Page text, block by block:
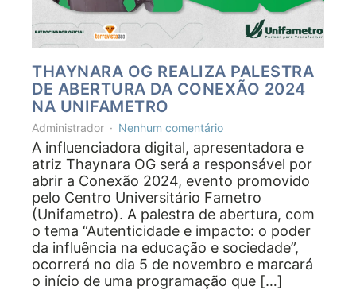
THAYNARA OG REALIZA PALESTRA
DE ABERTURA DA CONEXÃO 2024
NA UNIFAMETRO
Administrador Nenhum comentário
A influenciadora digital, apresentadora e
atriz Thaynara OG será a responsável por
abrir a Conexão 2024, evento promovido
pelo Centro Universitário Fametro
(Unifametro). A palestra de abertura, com
o tema “Autenticidade e impacto: o poder
da influência na educação e sociedade”,
ocorrerá no dia 5 de novembro e marcará
o início de uma programação que […]